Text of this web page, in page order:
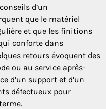
d’un
que le matériel
et que les finitions
conforte dans
retours évoquent des
ou au service après-
d’un support et d’un
défectueux pour